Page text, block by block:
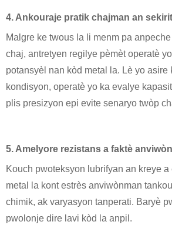
4. Ankouraje pratik chajman an
Malgre ke twous la li menm pa
chaj, antretyen regilye pèmèt operatè
potansyèl nan kòd metal la. Lè yo asire
kondisyon, operatè yo ka evalye
plis presizyon epi evite senaryo twòp
5. Amelyore rezistans a faktè
Kouch pwoteksyon lubrifyan an kreye a
metal la kont estrès anviwònman
chimik, ak varyasyon tanperati. Baryè
pwolonje dire lavi kòd la anpil.